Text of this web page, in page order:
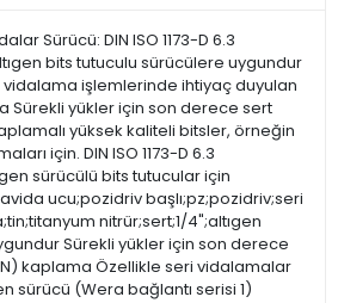
Sürücü: DIN ISO 1173-D 6.3
bits tutuculu sürücülere uygundur
vidalama işlemlerinde ihtiyaç duyulan
Sürekli yükler için son derece sert
yüksek kaliteli bitsler, örneğin
için. DIN ISO 1173-D 6.3
sürücülü bits tutucular için
ucu;pozidriv başlı;pz;pozidriv;seri
nitrür;sert;1/4";altıgen
Sürekli yükler için son derece
kaplama Özellikle seri vidalamalar
sürücü (Wera bağlantı serisi 1)